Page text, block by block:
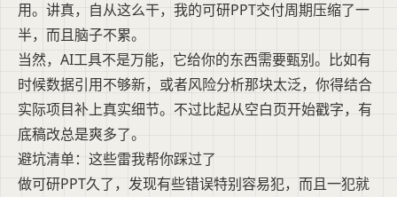
用。讲真，自从这么干，我的可研PPT交付周期压缩了一
半，而且脑子不累。
当然，AI工具不是万能，它给你的东西需要甄别。比如有
时候数据引用不够新，或者风险分析那块太泛，你得结合
实际项目补上真实细节。不过比起从空白页开始戳字，有
底稿改总是爽多了。
避坑清单：这些雷我帮你踩过了
做可研PPT久了，发现有些错误特别容易犯，而且一犯就